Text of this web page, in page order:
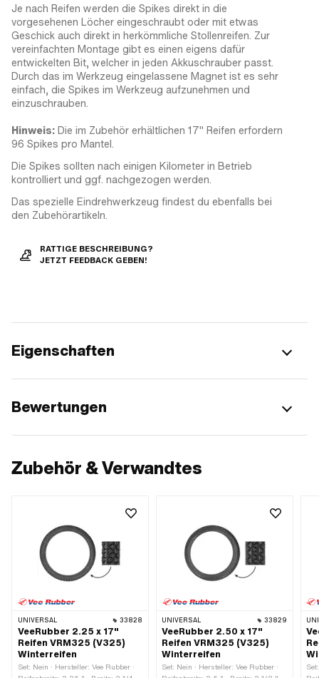
Je nach Reifen werden die Spikes direkt in die
vorgesehenen Löcher eingeschraubt oder mit etwas
Geschick auch direkt in herkömmliche Stollenreifen. Zur
vereinfachten Montage gibt es einen eigens dafür
entwickelten Bit, welcher in jeden Akkuschrauber passt.
Durch das im Werkzeug eingelassene Magnet ist es sehr
einfach, die Spikes im Werkzeug aufzunehmen und
einzuschrauben.
Hinweis: Die im Zubehör erhältlichen 17" Reifen erfordern
96 Spikes pro Mantel.
Die Spikes sollten nach einigen Kilometer in Betrieb
kontrolliert und ggf. nachgezogen werden.
Das spezielle Eindrehwerkzeug findest du ebenfalls bei
den Zubehörartikeln.
RATTIGE BESCHREIBUNG?
JETZT FEEDBACK GEBEN!
Eigenschaften
Bewertungen
Zubehör & Verwandtes
UNIVERSAL 33828
VeeRubber 2.25 x 17"
Reifen VRM325 (V325)
Winterreifen
Set: Nein · Hersteller: Vee Rubber ·
UNIVERSAL 33829
VeeRubber 2.50 x 17"
Reifen VRM325 (V325)
Winterreifen
Set: Nein · Hersteller: Vee Rubber ·